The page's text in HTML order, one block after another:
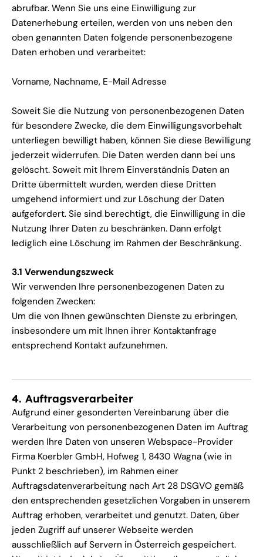
abrufbar. Wenn Sie uns eine Einwilligung zur
Datenerhebung erteilen, werden von uns neben den
oben genannten Daten folgende personenbezogene
Daten erhoben und verarbeitet:
Vorname, Nachname, E-Mail Adresse
Soweit Sie die Nutzung von personenbezogenen Daten
für besondere Zwecke, die dem Einwilligungsvorbehalt
unterliegen bewilligt haben, können Sie diese Bewilligung
jederzeit widerrufen. Die Daten werden dann bei uns
gelöscht. Soweit mit Ihrem Einverständnis Daten an
Dritte übermittelt wurden, werden diese Dritten
umgehend informiert und zur Löschung der Daten
aufgefordert. Sie sind berechtigt, die Einwilligung in die
Nutzung Ihrer Daten zu beschränken. Dann erfolgt
lediglich eine Löschung im Rahmen der Beschränkung.
3.1 Verwendungszweck
Wir verwenden Ihre personenbezogenen Daten zu
folgenden Zwecken:
Um die von Ihnen gewünschten Dienste zu erbringen,
insbesondere um mit Ihnen ihrer Kontaktanfrage
entsprechend Kontakt aufzunehmen.
4. Auftragsverarbeiter
Aufgrund einer gesonderten Vereinbarung über die
Verarbeitung von personenbezogenen Daten im Auftrag
werden Ihre Daten von unseren Webspace-Provider
Firma Koerbler GmbH, Hofweg 1, 8430 Wagna (wie in
Punkt 2 beschrieben), im Rahmen einer
Auftragsdatenverarbeitung nach Art 28 DSGVO gemäß
den entsprechenden gesetzlichen Vorgaben in unserem
Auftrag erhoben, verarbeitet und genutzt. Daten, über
jeden Zugriff auf unserer Webseite werden
ausschließlich auf Servern in Österreich gespeichert.